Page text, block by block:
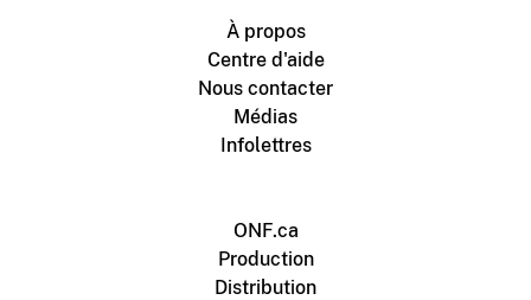
À propos
Centre d'aide
Nous contacter
Médias
Infolettres
ONF.ca
Production
Distribution